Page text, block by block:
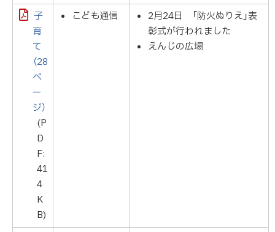
子
育
て
（28
ペ
ー
ジ）
(P
D
F:
41
4
K
B)
こども通信
2月24日 「防火ぬりえ」表
彰式が行われました
えんじの広場